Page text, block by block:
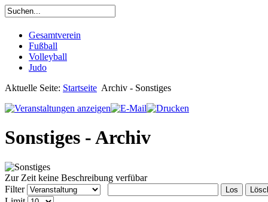
Gesamtverein
Fußball
Volleyball
Judo
Aktuelle Seite: Startseite Archiv - Sonstiges
Sonstiges - Archiv
Zur Zeit keine Beschreibung verfübar
Filter
Los